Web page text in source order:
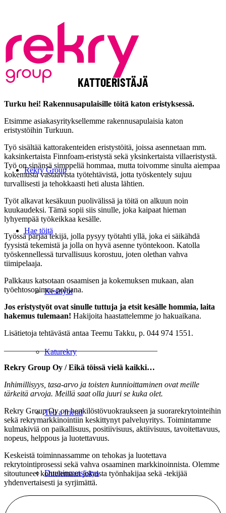
Rekry Group
Hae töitä
Kesätyöt
Katurekry
Tell a friend
Duuninmetsästys
KATTOERISTÄJÄ
Turku hei! Rakennusapulaisille töitä katon eristyksessä.
Etsimme asiakasyrityksellemme rakennusapulaisia katon
eristystöihin Turkuun.
Työ sisältää kattorakenteiden eristystöitä, joissa asennetaan mm.
kaksinkertaista Finnfoam-eristystä sekä yksinkertaista villaeristystä.
Työ on sinänsä simppeliä hommaa, mutta toivomme sinulta aiempaa
kokemusta vastaavista työtehtävistä, jotta työskentely sujuu
turvallisesti ja tehokkaasti heti alusta lähtien.
Työt alkavat kesäkuun puolivälissä ja töitä on alkuun noin
kuukaudeksi. Tämä sopii siis sinulle, joka kaipaat hieman
lyhyempää työkeikkaa kesälle.
Työssä pärjää tekijä, jolla pysyy työtahti yllä, joka ei säikähdä
fyysistä tekemistä ja jolla on hyvä asenne työntekoon. Katolla
työskennellessä turvallisuus korostuu, joten olethan vahva
tiimipelaaja.
Palkkaus katsotaan osaamisen ja kokemuksen mukaan, alan
työehtosopimus pohjana.
Jos eristystyöt ovat sinulle tuttuja ja etsit kesälle hommia, laita
hakemus tulemaan! Hakijoita haastattelemme jo hakuaikana.
Lisätietoja tehtävästä antaa Teemu Takku, p. 044 974 1551.
———————————————————
Rekry Group Oy / Eikä töissä vielä kaikki…
Inhimillisyys, tasa-arvo ja toisten kunnioittaminen ovat meille
tärkeitä arvoja. Meillä saat olla juuri se kuka olet.
Rekry Group Oy on henkilöstövuokraukseen ja suorarekrytointeihin
sekä rekrymarkkinointiin keskittynyt palveluyritys. Toimintamme
kulmakiviä on paikallisuus, positiivisuus, aktiivisuus, tavoitettavuus,
nopeus, helppous ja luotettavuus.
Keskeistä toiminnassamme on tehokas ja luotettava
rekrytointiprosessi sekä vahva osaaminen markkinoinnista. Olemme
sitoutuneet kohtelemaan jokaista työnhakijaa sekä -tekijää
yhdenvertaisesti ja syrjimättä.